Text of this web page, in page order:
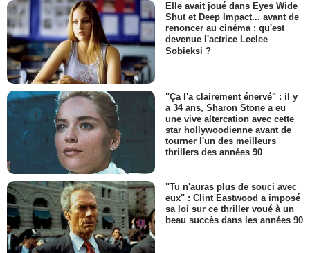
Elle avait joué dans Eyes Wide
Shut et Deep Impact... avant de
renoncer au cinéma : qu'est
devenue l'actrice Leelee
Sobieksi ?
"Ça l'a clairement énervé" : il y
a 34 ans, Sharon Stone a eu
une vive altercation avec cette
star hollywoodienne avant de
tourner l'un des meilleurs
thrillers des années 90
"Tu n'auras plus de souci avec
eux" : Clint Eastwood a imposé
sa loi sur ce thriller voué à un
beau succès dans les années 90